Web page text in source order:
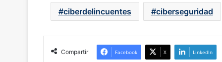
ciberdelincuentes ciberseguridad
Compartir Facebook X LinkedIn